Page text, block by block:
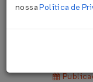
Decreto
nossaPolítica de